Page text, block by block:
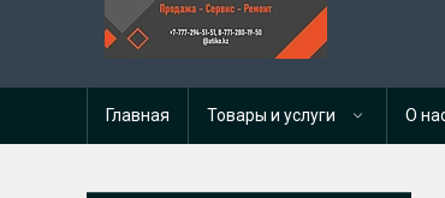
Главная Товары и услуги О